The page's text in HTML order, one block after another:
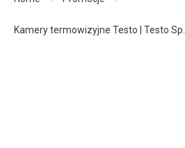
Kamery termowizyjne Testo | Testo Sp.